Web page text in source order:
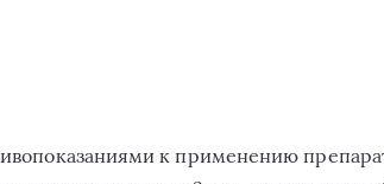
к применению